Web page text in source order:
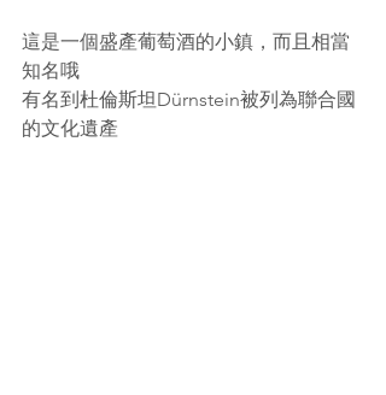
這是一個盛產葡萄酒的小鎮，而且相當
知名哦
有名到杜倫斯坦Dürnstein被列為聯合國
的文化遺產